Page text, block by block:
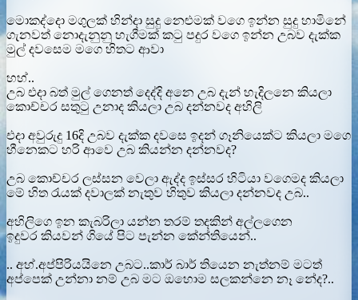
මොකද්දො මගුලක් හින්දා සුදු නෙළුමක් වගෙ ඉන්න සුදු හාමිනේ
ගැනවත් නොදැනුනු හැගීමක් කටු පදුර වගෙ ඉන්න උබව දැක්ක
මුල් දවසෙම මගෙ හිතට ආවා
හහ්..
උබ එදා බත් මුල් ගෙනත් දෙද්දි අනෙ උබ දැන් හැදිලනෙ කියලා
කොච්චර සතුටු උනාද කියලා උබ දන්නවද අහිලි
එදා අවුරුදු 16දි උබව දැක්ක දවසෙ ඉදන් ගෑනියෙක්ට කියලා මගෙ
හීනෙකට හරි ආවෙ උබ කියන්න දන්නවද?
උබ කොච්චර ලස්සන වෙලා ඇද්ද ඉස්සර හිටියා වගෙමද කියලා
මේ හිත රැයක් දවාලක් නැතුව හිතුව කියලා දන්නවද උබ..
අහිලිගෙ ඉන කැබරිලා යන්න තරම් තදකින් අල්ලගෙන
ඉදුවර කියවන් ගියේ පිට පැන්න කේන්තියෙන්..
.. අහ්.අප්පිරියයිනෙ උබට..කාර් බාර් තියෙන නැත්නම් මටත්
අප්පෙක් උන්නා නම් උබ මට ඔහොම සලකන්නෙ නෑ නේද?..